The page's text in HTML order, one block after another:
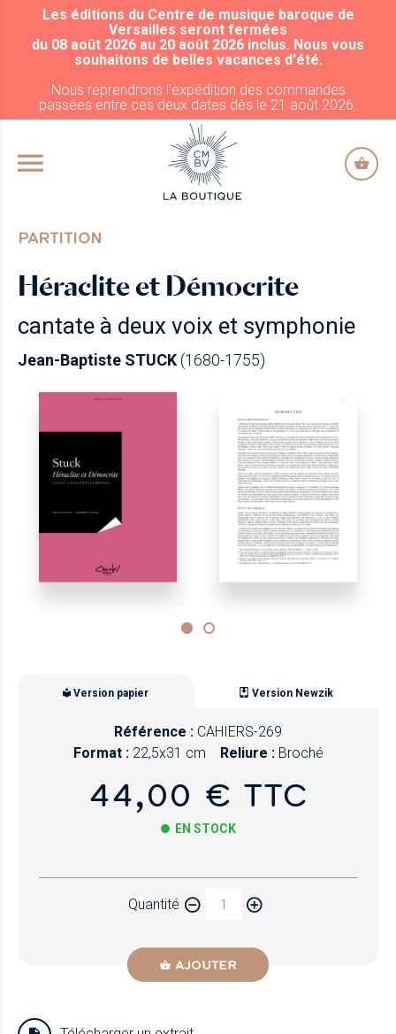
ALLER AU CONTENU PRINCIPAL
Les éditions du Centre de musique baroque de
Versailles seront fermées
du 08 août 2026 au 20 août 2026 inclus. Nous vous
souhaitons de belles vacances d'été.
Nous reprendrons l'expédition des commandes
passées entre ces deux dates dès le 21 août 2026.
PARTITION
Héraclite et Démocrite
cantate à deux voix et symphonie
Jean-Baptiste STUCK(1680-1755)
Version papier Version Newzik
Référence : CAHIERS-269
Format : 22,5x31 cm Reliure : Broché
44,00 € TTC
EN STOCK
Quantité
AJOUTER